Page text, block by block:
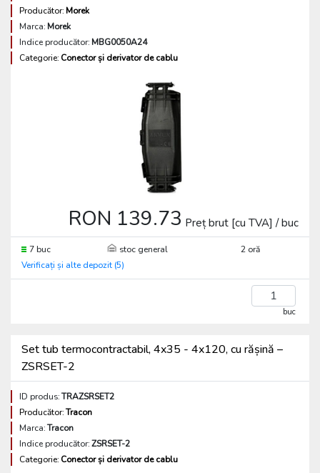
Producător:Morek
Marca:Morek
Indice producător:MBG0050A24
Categorie: Conector și derivator de cablu
RON 139.73 Preț brut [cu TVA] / buc
7 buc stoc general
2 oră
Verificați și alte depozit (5)
buc
Set tub termocontractabil, 4x35 - 4x120, cu rășină –
ZSRSET-2
ID produs:TRAZSRSET2
Producător:Tracon
Marca:Tracon
Indice producător:ZSRSET-2
Categorie: Conector și derivator de cablu